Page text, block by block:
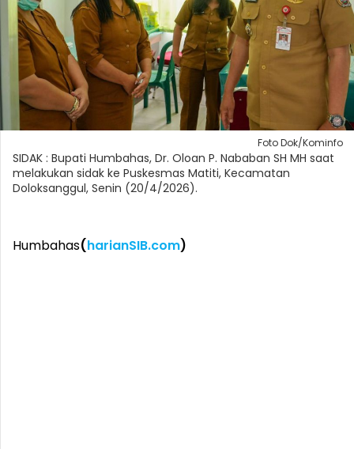
Foto Dok/Kominfo
SIDAK : Bupati Humbahas, Dr. Oloan P. Nababan SH MH saat
melakukan sidak ke Puskesmas Matiti, Kecamatan
Doloksanggul, Senin (20/4/2026).
Humbahas(harianSIB.com)